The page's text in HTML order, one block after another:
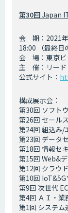
第30回Japan
会 期：2021年
18:00 （最終日
会 場：東京ビ
主 催：リード
公式サイト：
構成展示会：
第30回 ソフト
第26回 セール
第24回 組込み/
第23回 データ
第18回 情報セ
第15回 Web&デ
第12回 クラウ
第10回 IoT&5G
第9回 次世代
第4回 ＡＩ・業
第1回 システム